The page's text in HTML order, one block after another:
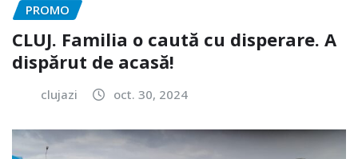
PROMO
CLUJ. Familia o caută cu disperare. A
dispărut de acasă!
clujazi oct. 30, 2024